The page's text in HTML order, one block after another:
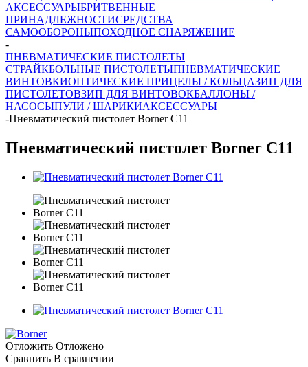
АКСЕССУАРЫБРИТВЕННЫЕ
ПРИНАДЛЕЖНОСТИСРЕДСТВА
САМООБОРОНЫПОХОДНОЕ СНАРЯЖЕНИЕ
-
ПНЕВМАТИЧЕСКИЕ ПИСТОЛЕТЫ
СТРАЙКБОЛЬНЫЕ ПИСТОЛЕТЫПНЕВМАТИЧЕСКИЕ
ВИНТОВКИОПТИЧЕСКИЕ ПРИЦЕЛЫ / КОЛЬЦАЗИП ДЛЯ
ПИСТОЛЕТОВЗИП ДЛЯ ВИНТОВОКБАЛЛОНЫ /
НАСОСЫПУЛИ / ШАРИКИАКСЕССУАРЫ
-Пневматический пистолет Borner C11
Пневматический пистолет Borner C11
Отложить Отложено
Сравнить В сравнении